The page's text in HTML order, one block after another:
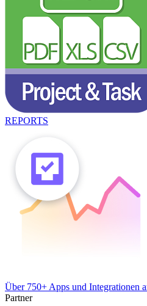
REPORTS
Über 750+ Apps und Integrationen
Partner